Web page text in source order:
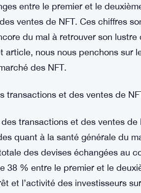
entre le premier et le
ventes de NFT. Ces chiffres
du mal à retrouver son lustre
article, nous nous penchons sur
des NFT.
transactions et des ventes de
transactions et des ventes
quant à la santé générale du
des devises échangées au
38 % entre le premier et le
et l’activité des investisseurs